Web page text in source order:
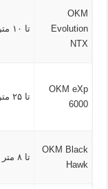
OKM
Evolution
NTX
تا ۱۰ متر
OKM eXp
6000
تا ۲۵ متر
OKM Black
Hawk
تا ۸ متر